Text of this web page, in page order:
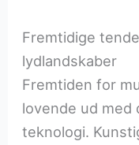
Fremtidige
lydlandskaber
Fremtiden for
lovende ud
teknologi.